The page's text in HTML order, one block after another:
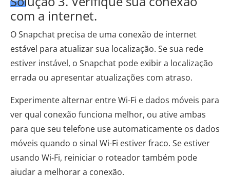
com a internet.
O Snapchat precisa de uma conexão de internet
estável para atualizar sua localização. Se sua rede
estiver instável, o Snapchat pode exibir a localização
errada ou apresentar atualizações com atraso.
Experimente alternar entre Wi-Fi e dados móveis para
ver qual conexão funciona melhor, ou ative ambas
para que seu telefone use automaticamente os dados
móveis quando o sinal Wi-Fi estiver fraco. Se estiver
usando Wi-Fi, reiniciar o roteador também pode
ajudar a melhorar a conexão.